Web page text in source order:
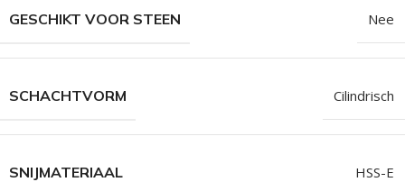
GESCHIKT VOOR STEEN Nee
SCHACHTVORM Cilindrisch
SNIJMATERIAAL HSS-E